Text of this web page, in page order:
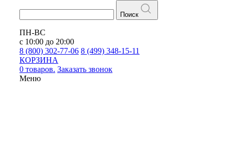
Поиск
ПН-ВС
с 10:00 до 20:00
8 (800) 302-77-06 8 (499) 348-15-11
КОРЗИНА
0 товаров. Заказать звонок
Меню